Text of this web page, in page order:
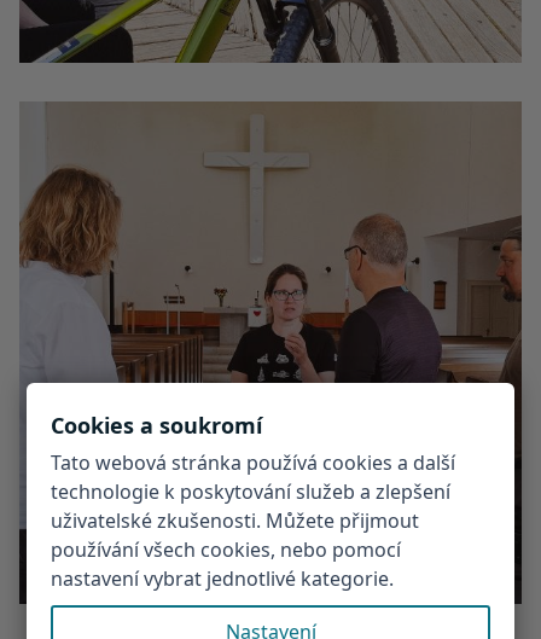
Cookies a soukromí
Tato webová stránka používá cookies a další
technologie k poskytování služeb a zlepšení
uživatelské zkušenosti. Můžete přijmout
používání všech cookies, nebo pomocí
nastavení vybrat jednotlivé kategorie.
Nastavení